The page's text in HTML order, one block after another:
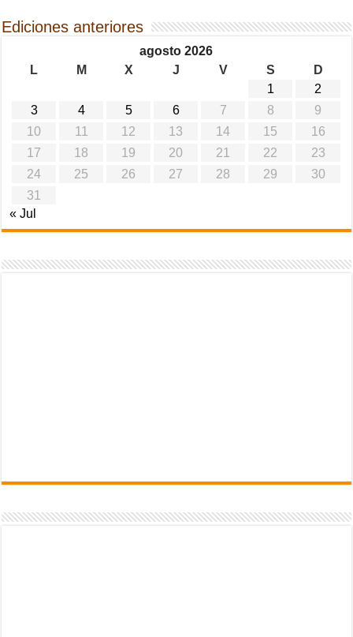
Ediciones anteriores
agosto 2026
L
M X J V S
D
1
2
3
4 5 6 7 8
9
10
11 12 13 14 15
16
17
18 19 20 21 22
23
24
25 26 27 28 29
30
31
« Jul